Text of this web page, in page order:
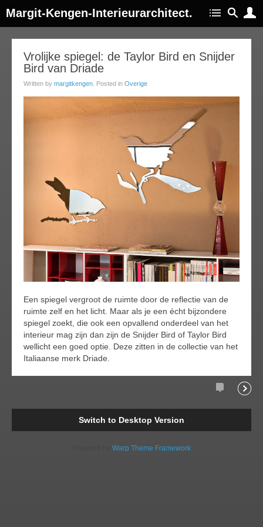
Margit-Kengen-Interieurarchitect.
Vrolijke spiegel: de Taylor Bird en Snijder
Bird van Driade
Written by margitkengen . Posted in Overige
Een spiegel vergroot de ruimte door de reflectie van de
ruimte zelf en het licht. Maar als je een écht bijzondere
spiegel zoekt, die ook een opvallend onderdeel van het
interieur mag zijn dan zijn de Snijder Bird of Taylor Bird
wellicht een goed optie. Deze zitten in de collectie van het
Italiaanse merk Driade.
Comments
Switch to Desktop Version
Warp Theme Framework